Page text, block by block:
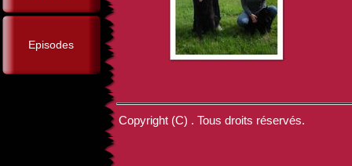
Episodes
Copyright (C) . Tous droits réservés.